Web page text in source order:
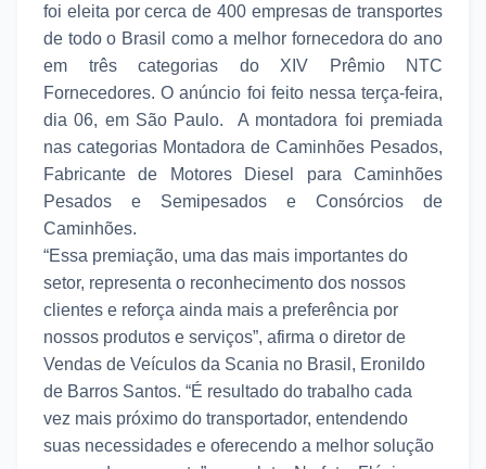
foi eleita por cerca de 400 empresas de transportes
de todo o Brasil como a melhor fornecedora do ano
em três categorias do XIV Prêmio NTC
Fornecedores. O anúncio foi feito nessa terça-feira,
dia 06, em São Paulo. A montadora foi premiada
nas categorias Montadora de Caminhões Pesados,
Fabricante de Motores Diesel para Caminhões
Pesados e Semipesados e Consórcios de
Caminhões.
“Essa premiação, uma das mais importantes do
setor, representa o reconhecimento dos nossos
clientes e reforça ainda mais a preferência por
nossos produtos e serviços”, afirma o diretor de
Vendas de Veículos da Scania no Brasil, Eronildo
de Barros Santos. “É resultado do trabalho cada
vez mais próximo do transportador, entendendo
suas necessidades e oferecendo a melhor solução